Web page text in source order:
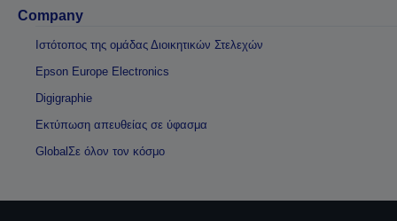
Company
Ιστότοπος της ομάδας Διοικητικών Στελεχών
Epson Europe Electronics
Digigraphie
Εκτύπωση απευθείας σε ύφασμα
GlobalΣε όλον τον κόσμο